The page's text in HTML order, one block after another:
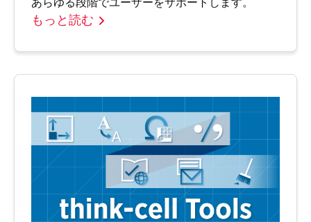
もっと読む